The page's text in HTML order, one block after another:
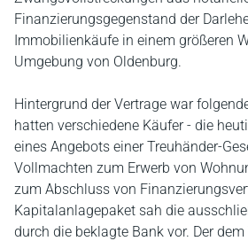
Finanzierungsgegenstand der
Immobilienkäufe in einem größeren
Umgebung von Oldenburg.
Hintergrund der Vertrage war
hatten verschiedene Käufer - die
eines Angebots einer Treuhänder-
Vollmachten zum Erwerb von
zum Abschluss von
Kapitalanlagepaket sah die
durch die beklagte Bank vor. Der